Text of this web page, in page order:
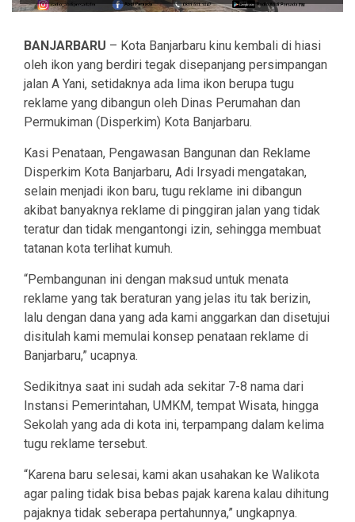
BANJARBARU – Kota Banjarbaru kinu kembali di hiasi
oleh ikon yang berdiri tegak disepanjang persimpangan
jalan A Yani, setidaknya ada lima ikon berupa tugu
reklame yang dibangun oleh Dinas Perumahan dan
Permukiman (Disperkim) Kota Banjarbaru.
Kasi Penataan, Pengawasan Bangunan dan Reklame
Disperkim Kota Banjarbaru, Adi Irsyadi mengatakan,
selain menjadi ikon baru, tugu reklame ini dibangun
akibat banyaknya reklame di pinggiran jalan yang tidak
teratur dan tidak mengantongi izin, sehingga membuat
tatanan kota terlihat kumuh.
“Pembangunan ini dengan maksud untuk menata
reklame yang tak beraturan yang jelas itu tak berizin,
lalu dengan dana yang ada kami anggarkan dan disetujui
disitulah kami memulai konsep penataan reklame di
Banjarbaru,” ucapnya.
Sedikitnya saat ini sudah ada sekitar 7-8 nama dari
Instansi Pemerintahan, UMKM, tempat Wisata, hingga
Sekolah yang ada di kota ini, terpampang dalam kelima
tugu reklame tersebut.
“Karena baru selesai, kami akan usahakan ke Walikota
agar paling tidak bisa bebas pajak karena kalau dihitung
pajaknya tidak seberapa pertahunnya,” ungkapnya.